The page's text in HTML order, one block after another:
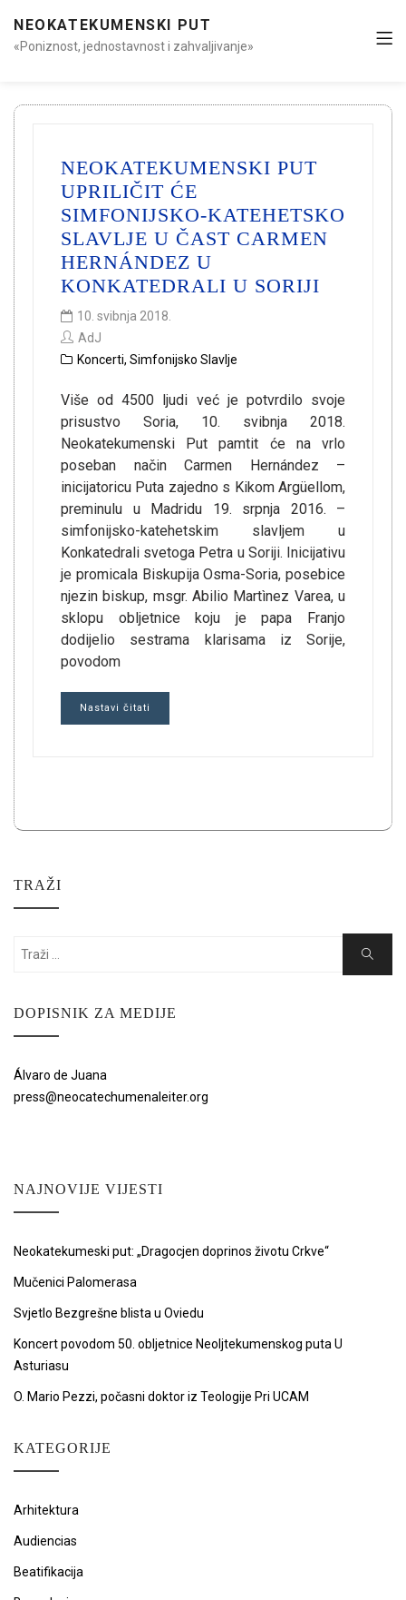
NEOKATEKUMENSKI PUT
«Poniznost, jednostavnost i zahvaljivanje»
NEOKATEKUMENSKI PUT
UPRILIČIT ĆE
SIMFONIJSKO-KATEHETSKO
SLAVLJE U ČAST CARMEN
HERNÁNDEZ U
KONKATEDRALI U SORIJI
10. svibnja 2018.
AdJ
Koncerti, Simfonijsko Slavlje
Više od 4500 ljudi već je potvrdilo svoje
prisustvo Soria, 10. svibnja 2018.
Neokatekumenski Put pamtit će na vrlo
poseban način Carmen Hernández –
inicijatoricu Puta zajedno s Kikom Argüellom,
preminulu u Madridu 19. srpnja 2016. –
simfonijsko-katehetskim slavljem u
Konkatedrali svetoga Petra u Soriji. Inicijativu
je promicala Biskupija Osma-Soria, posebice
njezin biskup, msgr. Abilio Martìnez Varea, u
sklopu obljetnice koju je papa Franjo
dodijelio sestrama klarisama iz Sorije,
povodom
Nastavi čitati
TRAŽI
Search
Search
DOPISNIK ZA MEDIJE
Álvaro de Juana
press@neocatechumenaleiter.org
NAJNOVIJE VIJESTI
Neokatekumeski put: „Dragocjen doprinos životu Crkve“
Mučenici Palomerasa
Svjetlo Bezgrešne blista u Oviedu
Koncert povodom 50. obljetnice Neoljtekumenskog puta U
Asturiasu
O. Mario Pezzi, počasni doktor iz Teologije Pri UCAM
KATEGORIJE
Arhitektura
Audiencias
Beatifikacija